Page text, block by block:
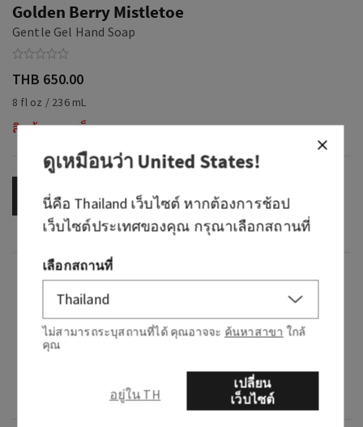
Golden Berry Mistletoe
Gentle Gel Hand Soap
THB 650.00
8 fl oz / 236 mL
สินค้าหมดสต็อก
OUT OF STOCK
กลิ่น
กลิ่นหอมอย่างไร: อากาศสดชื่นพร้อมสัมผัสแห่ง
ความหวาน
โน้ต: เบอร์รี่, สปรูซผสมน้ำตาล และอากาศที่มี
ดูเหมือนว่าUnited States!
นี่คือ Thailand เว็บไซต์ หากต้องการช้อป
เว็บไซต์ประเทศของคุณ กรุณาเลือกสถานที่
เลือกสถานที่
ไม่สามารถระบุสถานที่ได้ คุณอาจจะ ค้นหาสาขา ใกล้
คุณ
อยู่ใน TH
เปลี่ยน
เว็บไซต์